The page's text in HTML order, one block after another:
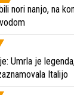
nori nanjo, na
Umrla je
Italijo